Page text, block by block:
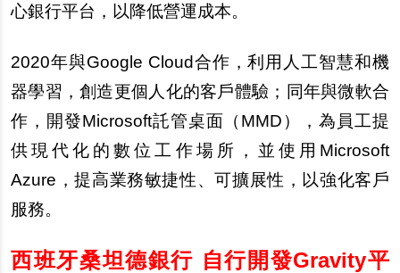
心銀行平台，以降低營運成本。
2020年與Google Cloud合作，利用人工智慧和機
器學習，創造更個人化的客戶體驗；同年與微軟合
作，開發Microsoft託管桌面（MMD），為員工提
供現代化的數位工作場所，並使用Microsoft
Azure，提高業務敏捷性、可擴展性，以強化客戶
服務。
西班牙桑坦德銀行 自行開發Gravity平